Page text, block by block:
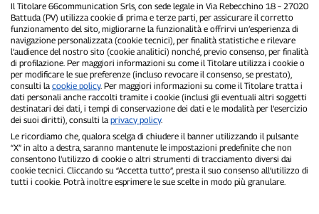
P300.it è una Testata Giornalistica indipendente
Registrazione numero 1/2021 del 1/2/2021 - Tribunale di Pavia
Proprietario ed editore:66communication Srls- P.IVA
02798890188
Direttore Responsabile:Alessandro Secchi- Vicedirettore:Federico
Benedusi
Privacy Policy-Cookie Policy
"Se è successo davvero, lo trovi su P300.it"
Copyright © P300.it 2012-2026
Il Titolare 66communication Srls, con sede legale in Via Rebecchino 18 – 27020
Battuda (PV) utilizza cookie di prima e terze parti, per assicurare il corretto
funzionamento del sito, migliorarne la funzionalità e offrirvi un’esperienza di
navigazione personalizzata (cookie tecnici), per finalità statistiche e rilevare
l’audience del nostro sito (cookie analitici) nonché, previo consenso, per finalità
di profilazione. Per maggiori informazioni su come il Titolare utilizza i cookie o
per modificare le sue preferenze (incluso revocare il consenso, se prestato),
consulti la cookie policy. Per maggiori informazioni su come il Titolare tratta i
dati personali anche raccolti tramite i cookie (inclusi gli eventuali altri soggetti
destinatari dei dati, i tempi di conservazione dei dati e le modalità per l’esercizio
dei suoi diritti), consulti la privacy policy.
Le ricordiamo che, qualora scelga di chiudere il banner utilizzando il pulsante
“X” in alto a destra, saranno mantenute le impostazioni predefinite che non
consentono l’utilizzo di cookie o altri strumenti di tracciamento diversi dai
cookie tecnici. Cliccando su “Accetta tutto”, presta il suo consenso all’utilizzo di
tutti i cookie. Potrà inoltre esprimere le sue scelte in modo più granulare.